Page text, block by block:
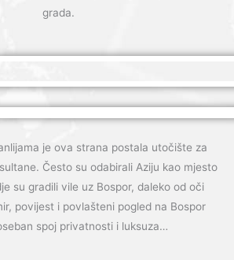
grada.
je ova strana postala utočište za
Često su odabirali Aziju kao mjesto
su gradili vile uz Bospor, daleko od oči
povijest i povlašteni pogled na Bospor
spoj privatnosti i luksuza…